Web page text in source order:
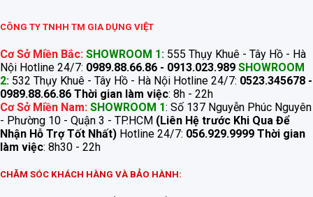
CÔNG TY TNHH TM GIA DỤNG VIỆT
Cơ Sở Miền Bắc: SHOWROOM 1: 555 Thụy Khuê - Tây Hồ - Hà
Nội Hotline 24/7: 0989.88.66.86 - 0913.023.989 SHOWROOM
2: 532 Thụy Khuê - Tây Hồ - Hà Nội Hotline 24/7: 0523.345678 -
0989.88.66.86 Thời gian làm việc: 8h - 22h
Cơ Sở Miền Nam: SHOWROOM 1: Số 137 Nguyễn Phúc Nguyên
- Phường 10 - Quận 3 - TP.HCM (Liên Hệ trước Khi Qua Để
Nhận Hỗ Trợ Tốt Nhất) Hotline 24/7: 056.929.9999 Thời gian
làm việc: 8h30 - 22h
CHĂM SÓC KHÁCH HÀNG VÀ BẢO HÀNH: